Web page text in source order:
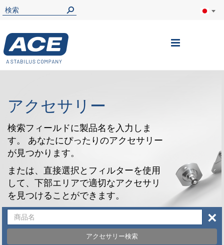
ナ
アクセサリー
検索フィールドに製品名を入力しま
す。 あなたにぴったりのアクセサリー
が見つかります。
または、直接選択とフィルターを使用
して、下部エリアで適切なアクセサリ
を見つけることができます。
アクセサリー検索
×